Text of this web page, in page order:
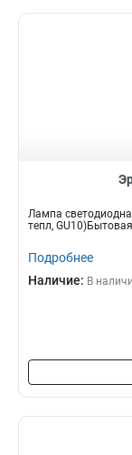
Лампа
тепл,
Подробнее
Наличие: В